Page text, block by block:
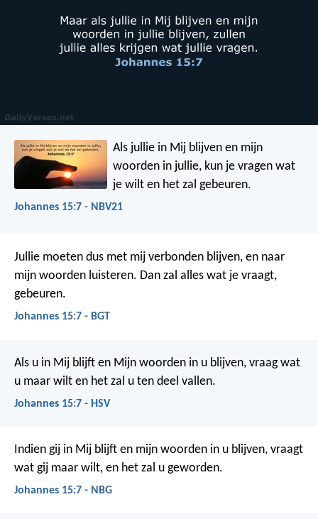
Als jullie in Mij blijven en mijn
woorden in jullie, kun je vragen wat
je wilt en het zal gebeuren.
Johannes 15:7 - NBV21
Jullie moeten dus met mij verbonden blijven, en naar
mijn woorden luisteren. Dan zal alles wat je vraagt,
gebeuren.
Johannes 15:7 - BGT
Als u in Mij blijft en Mijn woorden in u blijven, vraag wat
u maar wilt en het zal u ten deel vallen.
Johannes 15:7 - HSV
Indien gij in Mij blijft en mijn woorden in u blijven, vraagt
wat gij maar wilt, en het zal u geworden.
Johannes 15:7 - NBG